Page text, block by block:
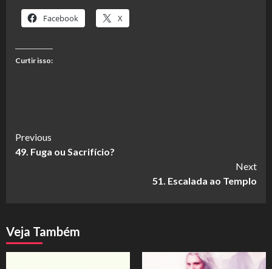
Facebook X
Curtir isso:
Continue
Reading
Previous
49. Fuga ou Sacrifício?
Next
51. Escalada ao Templo
Veja Também